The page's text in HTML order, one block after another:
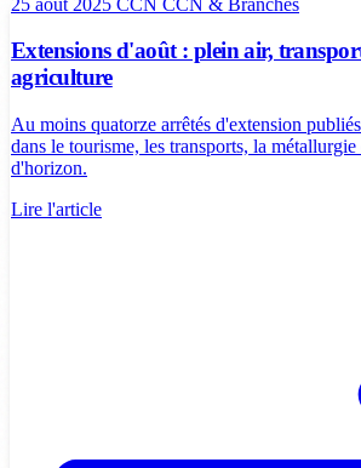
Extensions d'août : plein air,
agriculture
Au moins quatorze arrêtés d'extension
dans le tourisme, les transports, la
d'horizon.
Lire l'article